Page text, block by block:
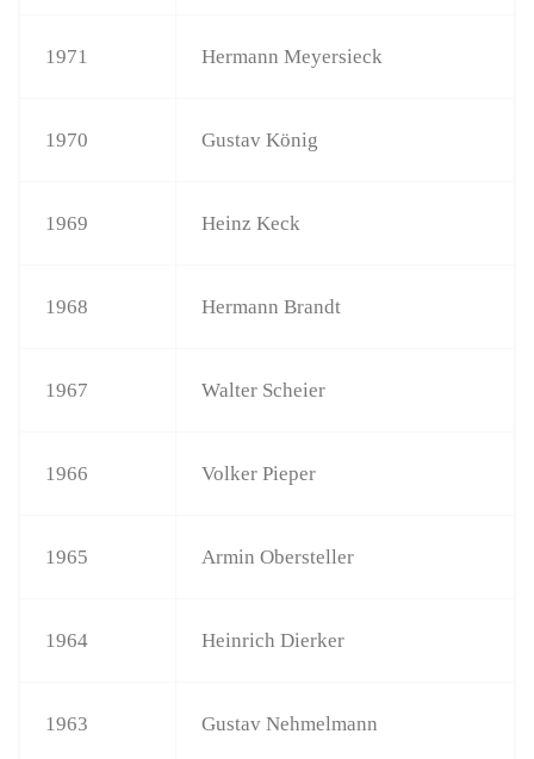
1971 Hermann Meyersieck
1970 Gustav König
1969 Heinz Keck
1968 Hermann Brandt
1967 Walter Scheier
1966 Volker Pieper
1965 Armin Obersteller
1964 Heinrich Dierker
1963 Gustav Nehmelmann